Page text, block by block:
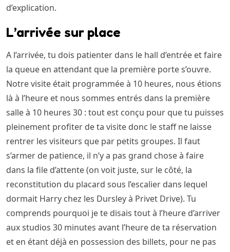
d’explication.
L’arrivée sur place
A l’arrivée, tu dois patienter dans le hall d’entrée et faire
la queue en attendant que la première porte s’ouvre.
Notre visite était programmée à 10 heures, nous étions
là à l’heure et nous sommes entrés dans la première
salle à 10 heures 30 : tout est conçu pour que tu puisses
pleinement profiter de ta visite donc le staff ne laisse
rentrer les visiteurs que par petits groupes. Il faut
s’armer de patience, il n’y a pas grand chose à faire
dans la file d’attente (on voit juste, sur le côté, la
reconstitution du placard sous l’escalier dans lequel
dormait Harry chez les Dursley à Privet Drive). Tu
comprends pourquoi je te disais tout à l’heure d’arriver
aux studios 30 minutes avant l’heure de ta réservation
et en étant déjà en possession des billets, pour ne pas